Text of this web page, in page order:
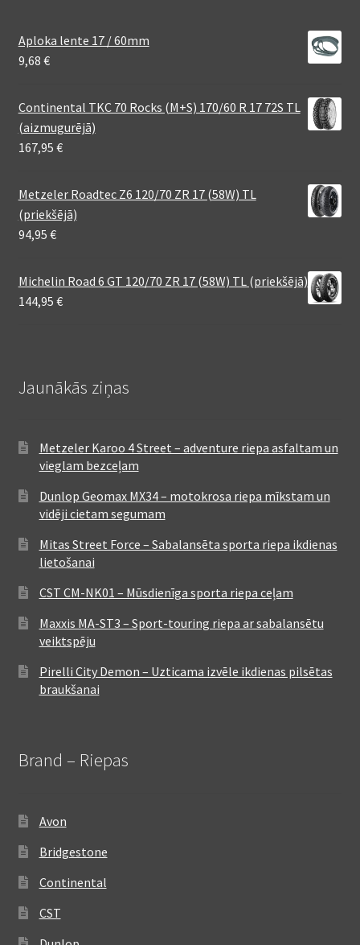
Aploka lente 17 / 60mm
9,68 €
Continental TKC 70 Rocks (M+S) 170/60 R 17 72S TL
(aizmugurējā)
167,95 €
Metzeler Roadtec Z6 120/70 ZR 17 (58W) TL
(priekšējā)
94,95 €
Michelin Road 6 GT 120/70 ZR 17 (58W) TL (priekšējā)
144,95 €
Jaunākās ziņas
Metzeler Karoo 4 Street – adventure riepa asfaltam un
vieglam bezceļam
Dunlop Geomax MX34 – motokrosa riepa mīkstam un
vidēji cietam segumam
Mitas Street Force – Sabalansēta sporta riepa ikdienas
lietošanai
CST CM-NK01 – Mūsdienīga sporta riepa ceļam
Maxxis MA-ST3 – Sport-touring riepa ar sabalansētu
veiktspēju
Pirelli City Demon – Uzticama izvēle ikdienas pilsētas
braukšanai
Brand – Riepas
Avon
Bridgestone
Continental
CST